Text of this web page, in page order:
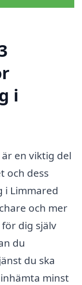
i
en viktig del
och dess
i Limmared
och mer
dig själv
du
du ska
minst